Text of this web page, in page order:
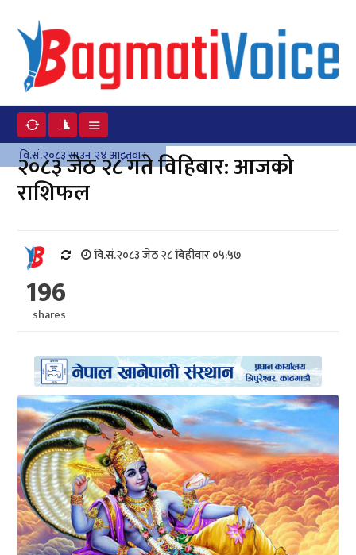
वि.सं.२०८३ साउन २४ आइतवार
२०८३ जेठ २८ गते विहिबार: आजको
राशिफल
वि.सं.२०८३ जेठ २८ बिहीवार ०५:५७
196
shares